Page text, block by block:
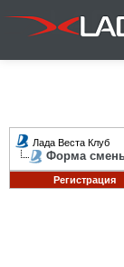
Лада Веста Клуб
Форма
Регистрация